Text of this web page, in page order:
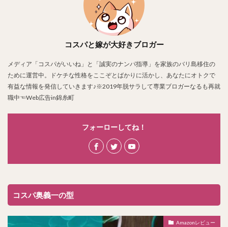
コスパと嫁が大好きブロガー
メディア「コスパがいいね」と「誠実のナンパ指導」を家族のバリ島移住の
ために運営中。ドケチな性格をここぞとばかりに活かし、あなたにオトクで
有益な情報を発信していきます♪※2019年脱サラして専業ブロガーなるも再就
職中☜Web広告in錦糸町
フォーローしてね！
コスパ奥義一の型
Amazonレビュー